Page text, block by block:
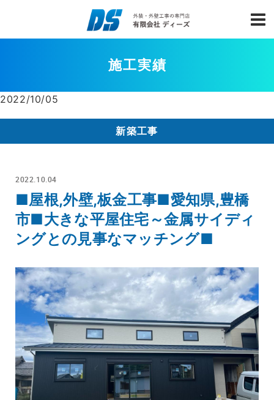
施工実績
2022/10/05
新築工事
2022.10.04
■屋根,外壁,板金工事■愛知県,豊橋
市■大きな平屋住宅～金属サイディ
ングとの見事なマッチング■